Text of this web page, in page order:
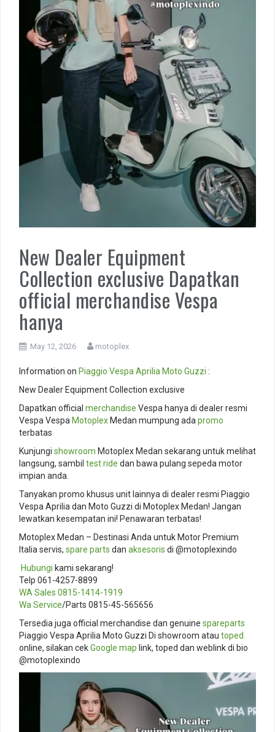
New Dealer Equipment
Collection exclusive Dapatkan
official merchandise Vespa
hanya
May 12, 2026 motoplex
Information on Piaggio VespaAprilia Moto Guzzi :
New Dealer Equipment Collection exclusive
Dapatkan official merchandise Vespa hanya di dealer resmi
Vespa Vespa Motoplex Medan mumpung adapromo
terbatas
Kunjungi showroom Motoplex Medan sekarang untuk melihat
langsung, sambil test ride dan bawa pulang sepeda motor
impian anda.
Tanyakan promo khusus unit lainnya di dealer resmi Piaggio
Vespa Aprilia dan Moto Guzzi di Motoplex Medan! Jangan
lewatkan kesempatan ini! Penawaran terbatas!
Motoplex Medan – Destinasi Anda untuk Motor Premium
Italia servis, spare parts dan aksesoris di @motoplexindo
Hubungi kami sekarang!
Telp 061-4257-8899
WA Sales 0815-1414-1919
Wa Service/Parts 0815-45-565656
Tersedia juga official merchandise dan genuine spareparts
Piaggio Vespa Aprilia Moto Guzzi Di showroom atau toped
online, silakan cekGoogle map link, toped dan weblink di bio
@motoplexindo